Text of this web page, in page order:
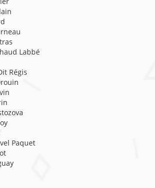
Labbé
Régis
Roy
Côté
Paquet